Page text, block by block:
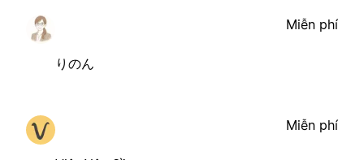
りのん
Miễn phí
Miễn phí